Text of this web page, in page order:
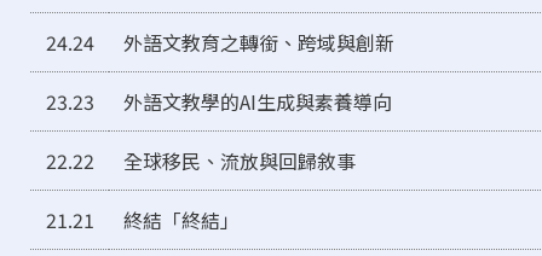
24.24 外語文教育之轉銜、跨域與創新
23.23 外語文教學的AI生成與素養導向
22.22 全球移民、流放與回歸敘事
21.21 終結「終結」